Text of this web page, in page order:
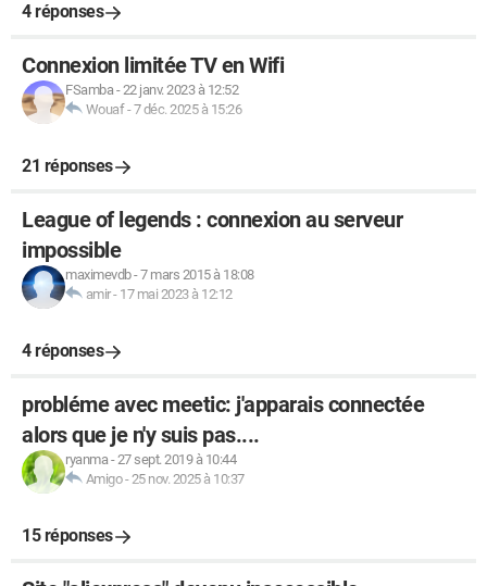
4 réponses
Connexion limitée TV en Wifi
FSamba-22 janv. 2023 à 12:52
Wouaf-7 déc. 2025 à 15:26
21 réponses
League of legends : connexion au serveur
impossible
maximevdb-7 mars 2015 à 18:08
amir- 17 mai 2023 à 12:12
4 réponses
probléme avec meetic: j'apparais connectée
alors que je n'y suis pas....
ryanma-27 sept. 2019 à 10:44
Amigo-25 nov. 2025 à 10:37
15 réponses